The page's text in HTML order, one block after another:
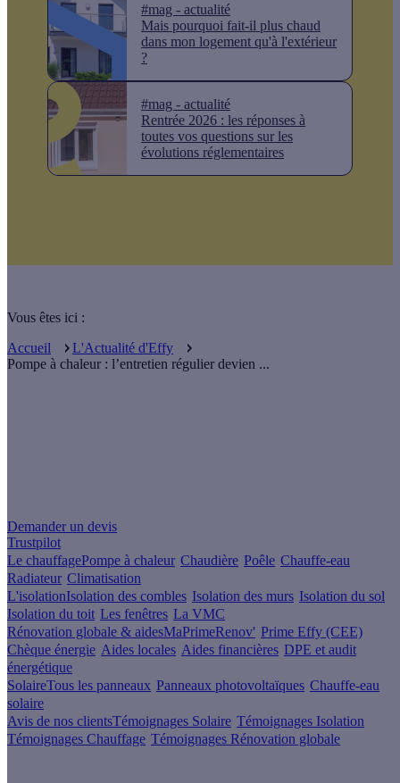
#mag - actualité
Mais pourquoi fait-il plus chaud
dans mon logement qu'à l'extérieur
?
#mag - actualité
Rentrée 2026 : les réponses à
toutes vos questions sur les
évolutions réglementaires
Vous êtes ici :
Accueil
L'Actualité d'Effy
Pompe à chaleur : l’entretien régulier devien ...
Demander un devis
Trustpilot
Le chauffagePompe à chaleur Chaudière Poêle Chauffe-eau
Radiateur Climatisation
L'isolationIsolation des combles Isolation des murs Isolation du sol
Isolation du toit Les fenêtres La VMC
Rénovation globale & aidesMaPrimeRenov' Prime Effy (CEE)
Chèque énergie Aides locales Aides financières DPE et audit
énergétique
SolaireTous les panneaux Panneaux photovoltaïques Chauffe-eau
solaire
Avis de nos clientsTémoignages Solaire Témoignages Isolation
Témoignages Chauffage Témoignages Rénovation globale